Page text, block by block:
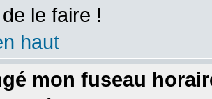
le faire !
haut
mon fuseau